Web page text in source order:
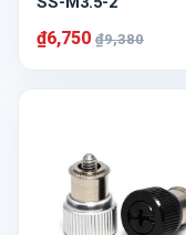
₫6,750 ₫9,380